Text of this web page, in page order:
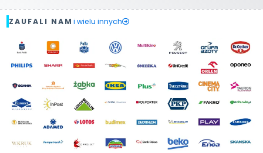
ZAUFALI NAM i wielu innych